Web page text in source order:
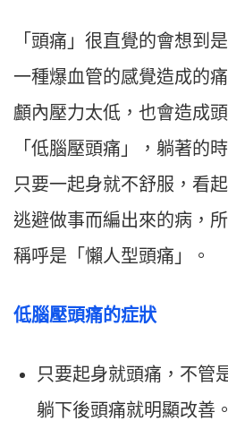
「頭痛」很直覺的會想到
一種爆血管的感覺造成的
顱內壓力太低，也會造成
「低腦壓頭痛」，躺著的
只要一起身就不舒服，看
逃避做事而編出來的病，
稱呼是「懶人型頭痛」。
低腦壓頭痛的症狀
只要起身就頭痛，不管
躺下後頭痛就明顯改善。